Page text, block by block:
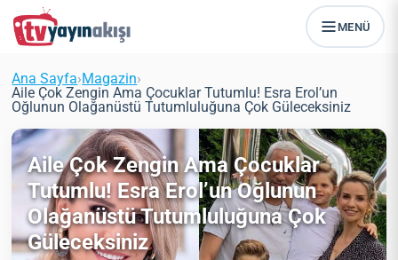
MENÜ
Ana Sayfa›Magazin›
Aile Çok Zengin Ama Çocuklar Tutumlu! Esra Erol’un
Oğlunun Olağanüstü Tutumluluğuna Çok Güleceksiniz
Aile Çok Zengin Ama Çocuklar
Tutumlu! Esra Erol’un Oğlunun
Olağanüstü Tutumluluğuna Çok
Güleceksiniz